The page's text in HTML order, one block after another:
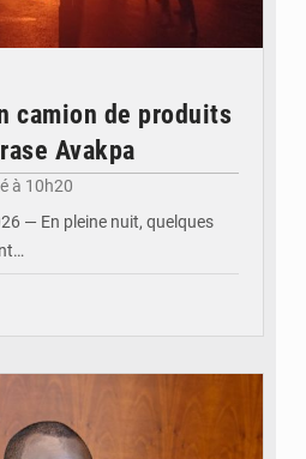
camion de produits
Avakpa
à 10h20
— En pleine nuit, quelques